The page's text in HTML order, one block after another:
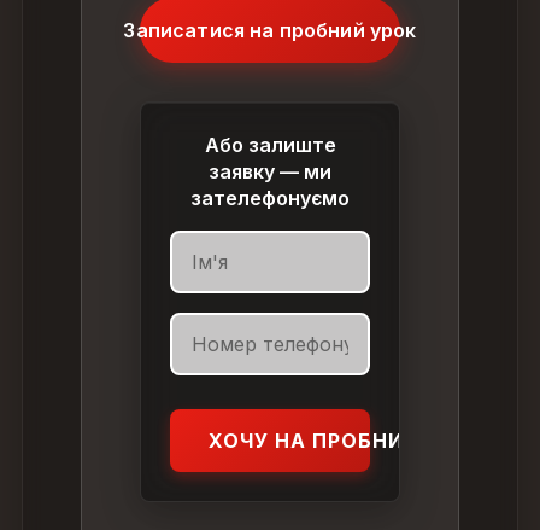
Записатися на пробний урок
Або залиште
заявку — ми
зателефонуємо
ХОЧУ НА ПРОБНИЙ УРОК